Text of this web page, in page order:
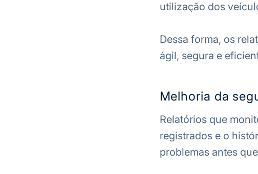
utilização dos
Dessa forma, os
ágil, segura e
Melhoria da
Relatórios que
registrados e o
problemas antes